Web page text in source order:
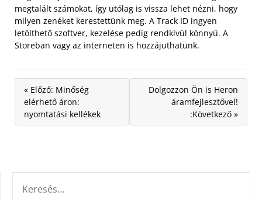
megtalált számokat, így utólag is vissza lehet nézni, hogy
milyen zenéket kerestettünk meg. A Track ID ingyen
letölthető szoftver, kezelése pedig rendkívül könnyű. A
Storeban vagy az interneten is hozzájuthatunk.
« Előző: Minőség
elérhető áron:
nyomtatási kellékek
Dolgozzon Ön is Heron
áramfejlesztővel!
:Következő »